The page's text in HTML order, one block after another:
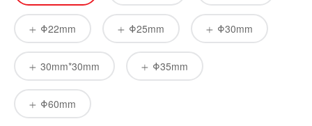
Φ22mm Φ25mm Φ30mm
30mm*30mm Φ35mm
Φ60mm